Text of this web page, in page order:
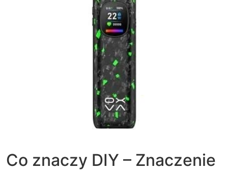
Co znaczy DIY – Znaczenie